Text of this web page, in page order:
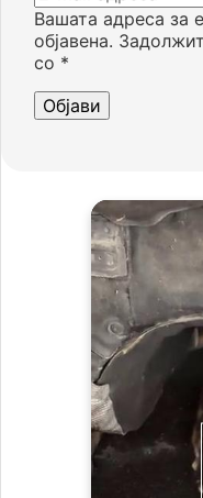
Вашата адреса за
објавена.
со *